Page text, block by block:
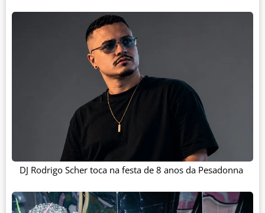
DJ Rodrigo Scher toca na festa de 8 anos da Pesadonna